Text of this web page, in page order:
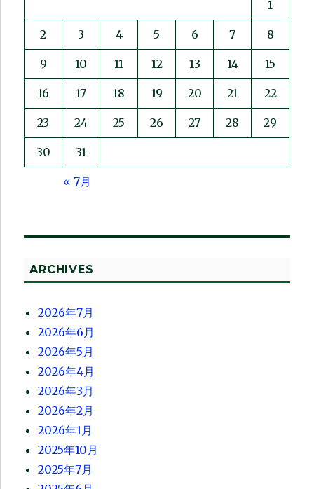
1
2 3 4 5 6 7 8
9 10 11 12 13 14 15
16 17 18 19 20 21 22
23 24 25 26 27 28 29
30 31
« 7月
ARCHIVES
2026年7月
2026年6月
2026年5月
2026年4月
2026年3月
2026年2月
2026年1月
2025年10月
2025年7月